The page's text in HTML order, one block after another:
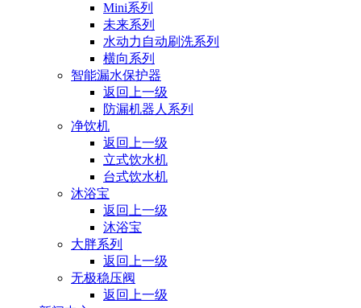
Mini系列
未来系列
水动力⾃动刷洗系列
横向系列
智能漏水保护器
返回上一级
防漏机器人系列
净饮机
返回上一级
立式饮水机
台式饮水机
沐浴宝
返回上一级
沐浴宝
大胖系列
返回上一级
⽆极稳压阀
返回上一级